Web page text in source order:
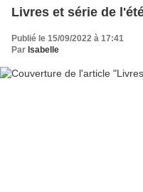
Livres et série de
Publié le 15/09/2022 à 17:41
Par Isabelle